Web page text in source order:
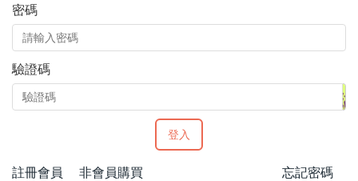
密碼
驗證碼
登入
註冊會員 忘記密碼
非會員購買